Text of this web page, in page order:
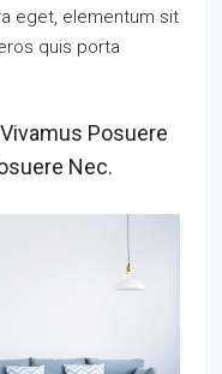
eget, elementum sit
quis porta
Posuere
Nec.